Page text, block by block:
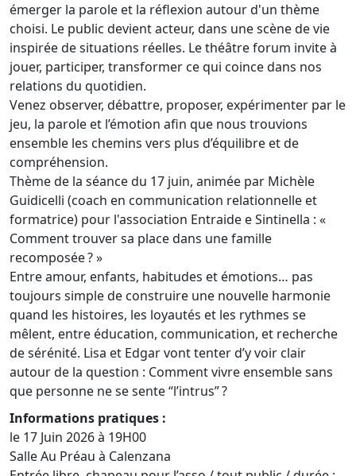
émerger la parole et la réflexion autour d'un thème
choisi. Le public devient acteur, dans une scène de vie
inspirée de situations réelles. Le théâtre forum invite à
jouer, participer, transformer ce qui coince dans nos
relations du quotidien.
Venez observer, débattre, proposer, expérimenter par le
jeu, la parole et l’émotion afin que nous trouvions
ensemble les chemins vers plus d’équilibre et de
compréhension.
Thème de la séance du 17 juin, animée par Michèle
Guidicelli (coach en communication relationnelle et
formatrice) pour l'association Entraide e Sintinella : «
Comment trouver sa place dans une famille
recomposée ? »
Entre amour, enfants, habitudes et émotions… pas
toujours simple de construire une nouvelle harmonie
quand les histoires, les loyautés et les rythmes se
mêlent, entre éducation, communication, et recherche
de sérénité. Lisa et Edgar vont tenter d’y voir clair
autour de la question : Comment vivre ensemble sans
que personne ne se sente “l’intrus” ?
Informations pratiques :
le 17 Juin 2026 à 19H00
Salle Au Préau à Calenzana